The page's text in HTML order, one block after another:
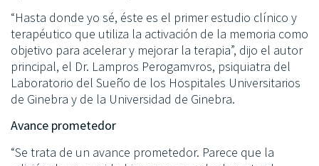
“Hasta donde yo sé, éste es el primer estudio clínico y
terapéutico que utiliza la activación de la memoria como
objetivo para acelerar y mejorar la terapia”, dijo el autor
principal, el Dr. Lampros Perogamvros, psiquiatra del
Laboratorio del Sueño de los Hospitales Universitarios
de Ginebra y de la Universidad de Ginebra.
Avance prometedor
“Se trata de un avance prometedor. Parece que la